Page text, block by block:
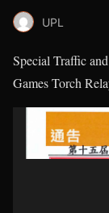
UPL
Special Traffic
Games Torch